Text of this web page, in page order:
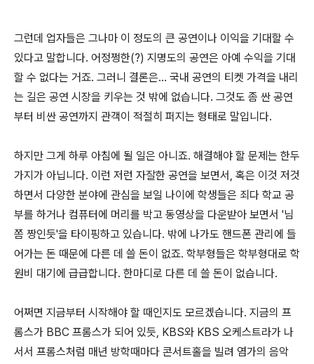
그런데 업자들은 그나마 이 정도의 큰 공연이나 이익을 기대할 수
있다고 말합니다. 어정쩡한(?) 지명도의 공연은 아예 수익을 기대
할 수 없다는 거죠. 그러니 결론은... 국내 공연의 티켓 가격을 내리
는 길은 공연 시장을 키우는 것 밖에 없습니다. 그것도 좀 싼 공연
부터 비싼 공연까지 관객이 적절히 퍼지는 형태로 말입니다.
하지만 그게 하루 아침에 될 일은 아니죠. 해결해야 할 문제는 한두
가지가 아닙니다. 이런 저런 자잘한 공연을 보면서, 혹은 이것 저것
하면서 다양한 분야에 관심을 보일 나이에 학생들은 죄다 학교 공
부를 하거나 컴퓨터에 머리를 박고 동영상을 다운받아 보면서 '님
쫌 짱인듯'을 타이핑하고 있습니다. 밖에 나가도 핸드폰 관리에 들
어가는 돈 때문에 다른 데 쓸 돈이 없죠. 학부형들은 학부형대로 학
원비 대기에 급급합니다. 한마디로 다른 데 쓸 돈이 없습니다.
어쩌면 지금부터 시작해야 할 때인지도 모르겠습니다. 지금의 프
롬스가 BBC 프롬스가 되어 있듯, KBS와 KBS 오케스트라가 나
서서 프롬스처럼 매년 방학때마다 콘서트홀을 빌려 염가의 음악